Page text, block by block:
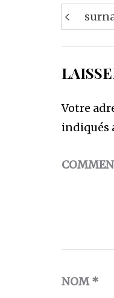
de
Votre
indiqués
NOM*